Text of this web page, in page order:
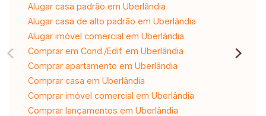
Alugar casa padrão em Uberlândia
Alugar casa de alto padrão em Uberlândia
Alugar imóvel comercial em Uberlândia
Comprar em Cond./Edif. em Uberlândia
Comprar apartamento em Uberlândia
Comprar casa em Uberlândia
Comprar imóvel comercial em Uberlândia
Comprar lançamentos em Uberlândia